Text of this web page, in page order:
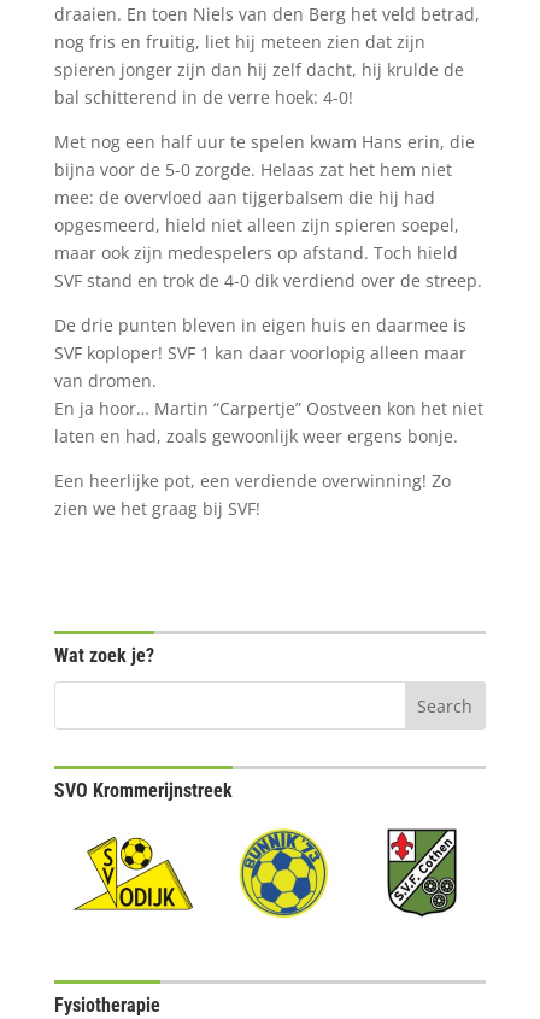
draaien. En toen Niels van den Berg het veld betrad,
nog fris en fruitig, liet hij meteen zien dat zijn
spieren jonger zijn dan hij zelf dacht, hij krulde de
bal schitterend in de verre hoek: 4-0!
Met nog een half uur te spelen kwam Hans erin, die
bijna voor de 5-0 zorgde. Helaas zat het hem niet
mee: de overvloed aan tijgerbalsem die hij had
opgesmeerd, hield niet alleen zijn spieren soepel,
maar ook zijn medespelers op afstand. Toch hield
SVF stand en trok de 4-0 dik verdiend over de streep.
De drie punten bleven in eigen huis en daarmee is
SVF koploper! SVF 1 kan daar voorlopig alleen maar
van dromen.
En ja hoor… Martin “Carpertje” Oostveen kon het niet
laten en had, zoals gewoonlijk weer ergens bonje.
Een heerlijke pot, een verdiende overwinning! Zo
zien we het graag bij SVF!
Wat zoek je?
SVO Krommerijnstreek
Fysiotherapie